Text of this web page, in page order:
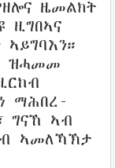
ዜመልክት
ዚግበኣና
ዝሓመመ
ማሕበረ-
ግናኸ ኣብ
ኣመለኻኽታ